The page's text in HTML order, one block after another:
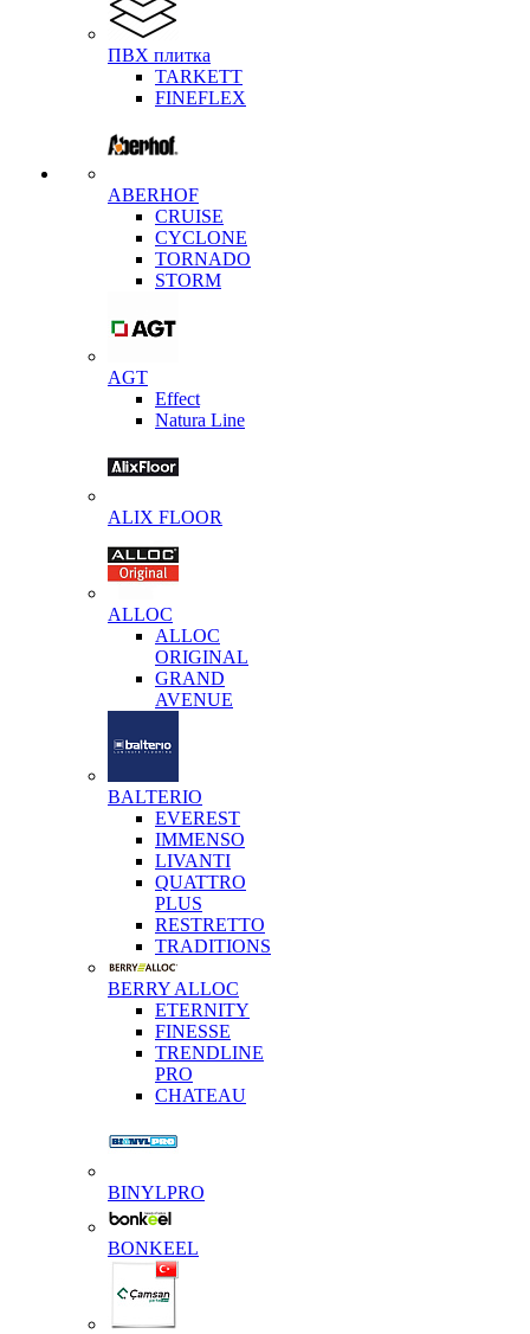
ПВХ плитка
TARKETT
FINEFLEX
ABERHOF
CRUISE
CYCLONE
TORNADO
STORM
AGT
Effect
Natura Line
ALIX FLOOR
ALLOC
ALLOC
ORIGINAL
GRAND
AVENUE
BALTERIO
EVEREST
IMMENSO
LIVANTI
QUATTRO
PLUS
RESTRETTO
TRADITIONS
BERRY ALLOC
ETERNITY
FINESSE
TRENDLINE
PRO
CHATEAU
BINYLPRO
BONKEEL